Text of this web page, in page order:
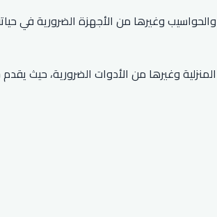
وغيرها من الأجهزة الضرورية في